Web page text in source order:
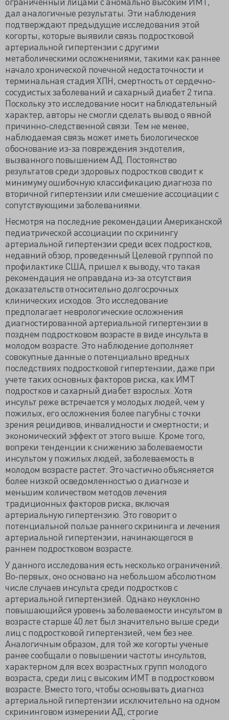
дал аналогичные результаты. Эти наблюдения
подтверждают предыдущие исследования этой
когорты, которые выявили связь подростковой
артериальной гипертензии с другими
метаболическими осложнениями, такими как раннее
начало хронической почечной недостаточности и
терминальная стадия ХПН, смертность от сердечно-
сосудистых заболеваний и сахарный диабет 2 типа.
Поскольку это исследование носит наблюдательный
характер, авторы не смогли сделать вывод о явной
причинно-следственной связи. Тем не менее,
наблюдаемая связь может иметь биологическое
обоснование из-за повреждения эндотелия,
вызванного повышением АД. Постоянство
результатов среди здоровых подростков сводит к
минимуму ошибочную классификацию диагноза по
вторичной гипертензии или смешение ассоциации с
сопутствующими заболеваниями.
Несмотря на последние рекомендации Американской
педиатрической ассоциации по скринингу
артериальной гипертензии среди всех подростков,
недавний обзор, проведенный Целевой группой по
профилактике США, пришел к выводу, что такая
рекомендация не оправдана из-за отсутствия
доказательств относительно долгосрочных
клинических исходов. Это исследование
предполагает неврологические осложнения
диагностированной артериальной гипертензии в
позднем подростковом возрасте в виде инсульта в
молодом возрасте. Это наблюдение дополняет
совокупные данные о потенциально вредных
последствиях подростковой гипертензии, даже при
учете таких основных факторов риска, как ИМТ
подростков и сахарный диабет взрослых. Хотя
инсульт реже встречается у молодых людей, чем у
пожилых, его осложнения более пагубны с точки
зрения рецидивов, инвалидности и смертности; и
экономический эффект от этого выше. Кроме того,
вопреки тенденции к снижению заболеваемости
инсультом у пожилых людей, заболеваемость в
молодом возрасте растет. Это частично объясняется
более низкой осведомленностью о диагнозе и
меньшим количеством методов лечения
традиционных факторов риска, включая
артериальную гипертензию. Это говорит о
потенциальной пользе раннего скрининга и лечения
артериальной гипертензии, начинающегося в
раннем подростковом возрасте.
У данного исследования есть несколько ограничений.
Во-первых, оно основано на небольшом абсолютном
числе случаев инсульта среди подростков с
артериальной гипертензией. Однако неуклонно
повышающийся уровень заболеваемости инсультом в
возрасте старше 40 лет был значительно выше среди
лиц с подростковой гипертензией, чем без нее.
Аналогичным образом, для той же когорты ученые
ранее сообщали о повышении частоты инсультов,
характерном для всех возрастных групп молодого
возраста, среди лиц с высоким ИМТ в подростковом
возрасте. Вместо того, чтобы основывать диагноз
артериальной гипертензии исключительно на одном
скрининговом измерении АД, строгие